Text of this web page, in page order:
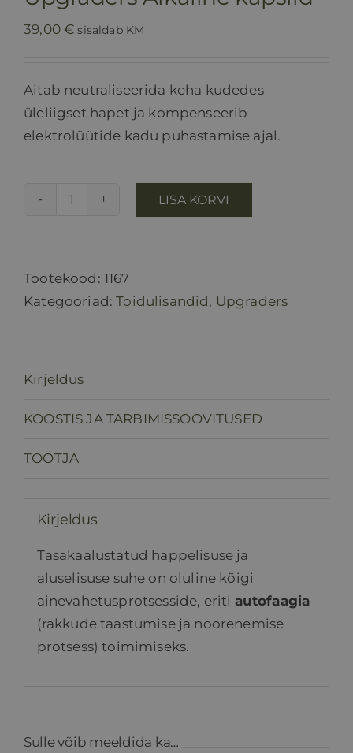
39,00€ sisaldab KM
Aitab neutraliseerida keha kudedes
üleliigset hapet ja kompenseerib
elektrolüütide kadu puhastamise ajal.
Upgraders
kogus
LISA KORVI
Tootekood: 1167
Kategooriad:Toidulisandid, Upgraders
Kirjeldus
KOOSTIS JA TARBIMISSOOVITUSED
TOOTJA
Kirjeldus
Tasakaalustatud happelisuse ja
aluselisuse suhe on oluline kõigi
ainevahetusprotsesside, eriti autofaagia
(rakkude taastumise ja noorenemise
protsess) toimimiseks.
Sulle võib meeldida ka…